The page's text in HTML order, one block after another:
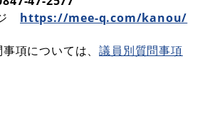
https://mee-q.com/kanou/
項については、議員別質問事項